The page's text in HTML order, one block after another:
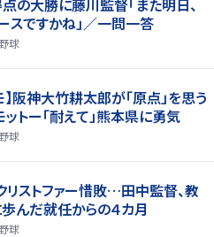
スですかね」／一問一答
野球
】阪神大竹耕太郎が「原点」を思う
トー「耐えて」熊本県に勇気
野球
リストファー惜敗…田中監督、教
んだ就任からの４カ月
野球